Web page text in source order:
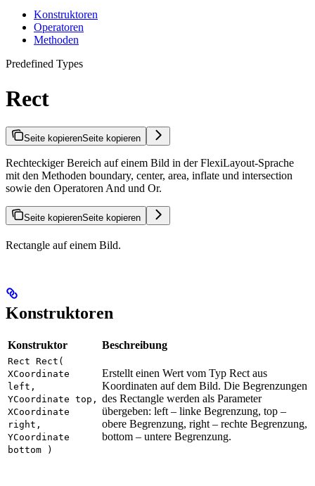
Konstruktoren
Operatoren
Methoden
Predefined Types
Rect
Seite kopierenSeite kopieren
Rechteckiger Bereich auf einem Bild in der FlexiLayout-Sprache
mit den Methoden boundary, center, area, inflate und intersection
sowie den Operatoren And und Or.
Seite kopierenSeite kopieren
Rectangle auf einem Bild.
Konstruktoren
Konstruktor Beschreibung
Rect Rect(
XCoordinate
left,
YCoordinate top,
XCoordinate
right,
YCoordinate
bottom )
Erstellt einen Wert vom Typ Rect aus
Koordinaten auf dem Bild. Die Begrenzungen
des Rectangle werden als Parameter
übergeben: left – linke Begrenzung, top –
obere Begrenzung, right – rechte Begrenzung,
bottom – untere Begrenzung.